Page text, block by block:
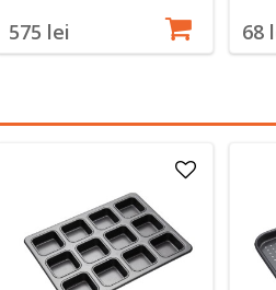
575 lei 68